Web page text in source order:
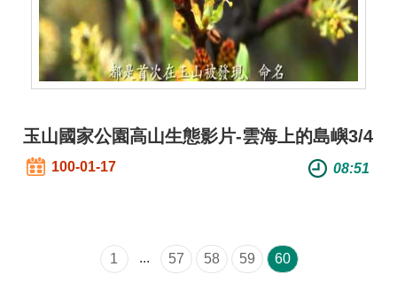
玉山國家公園高山生態影片-雲海上的島嶼3/4
100-01-17 08:51
1 ... 57 58 59 60